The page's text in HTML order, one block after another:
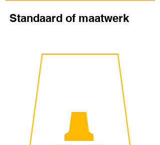
Standaard of maatwerk